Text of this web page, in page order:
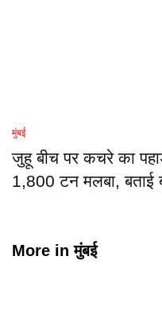
मुंबई
जुहू बीच पर कचरे का
1,800 टन मलबा, बताई
More inमुंबई